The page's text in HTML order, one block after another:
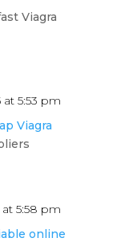
Viagra
at 5:53 pm
Viagra
5:58 pm
online